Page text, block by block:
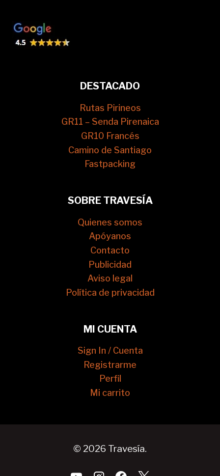
DESTACADO
Rutas Pirineos
GR11 – Senda Pirenaica
GR10 Francés
Camino de Santiago
Fastpacking
SOBRE TRAVESÍA
Quienes somos
Apóyanos
Contacto
Publicidad
Aviso legal
Política de privacidad
MI CUENTA
Sign In / Cuenta
Registrarme
Perfil
Mi carrito
© 2026 Travesía.